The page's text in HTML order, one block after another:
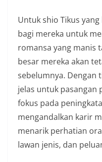
Untuk shio Tikus
bagi mereka untuk
romansa yang manis
besar mereka akan
sebelumnya. Dengan
jelas untuk pasangan
fokus pada
mengandalkan karir
menarik perhatian
lawan jenis, dan